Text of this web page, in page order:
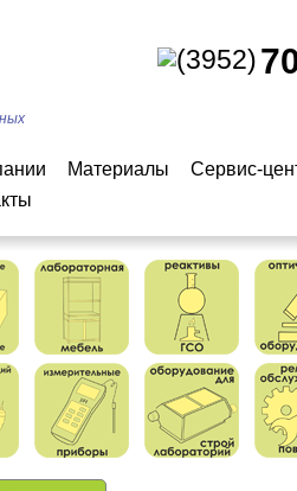
(3952)
Материалы
Сервис-